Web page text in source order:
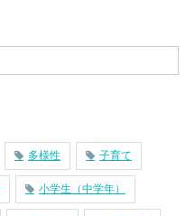
多様性 子育て
小学生（中学年）